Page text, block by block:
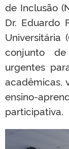
de Inclusão
Dr. Eduardo
Universitária
conjunto
urgentes
acadêmicas,
ensino-
participativa.